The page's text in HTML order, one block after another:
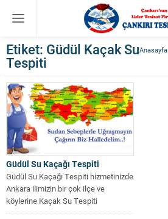
Anasayfa
Etiket: Güdül Kaçak Su
Tespiti
Güdül Su Kaçağı Tespiti
Güdül Su Kaçağı Tespiti hizmetinizde
Ankara ilimizin bir çok ilçe ve
köylerine Kaçak Su Tespiti
konusunda...